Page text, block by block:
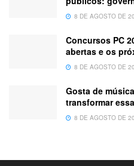
8 DE AGOSTO DE
Concursos PC
abertas e os
8 DE AGOSTO DE
Gosta de
transformar
8 DE AGOSTO DE